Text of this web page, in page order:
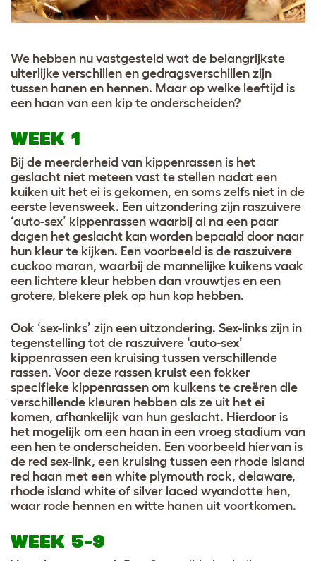
We hebben nu vastgesteld wat de belangrijkste
uiterlijke verschillen en gedragsverschillen zijn
tussen hanen en hennen. Maar op welke leeftijd is
een haan van een kip te onderscheiden?
WEEK 1
Bij de meerderheid van kippenrassen is het
geslacht niet meteen vast te stellen nadat een
kuiken uit het ei is gekomen, en soms zelfs niet in de
eerste levensweek. Een uitzondering zijn raszuivere
‘auto-sex’ kippenrassen waarbij al na een paar
dagen het geslacht kan worden bepaald door naar
hun kleur te kijken. Een voorbeeld is de raszuivere
cuckoo maran, waarbij de mannelijke kuikens vaak
een lichtere kleur hebben dan vrouwtjes en een
grotere, blekere plek op hun kop hebben.
Ook ‘sex-links’ zijn een uitzondering. Sex-links zijn in
tegenstelling tot de raszuivere ‘auto-sex’
kippenrassen een kruising tussen verschillende
rassen. Voor deze rassen kruist een fokker
specifieke kippenrassen om kuikens te creëren die
verschillende kleuren hebben als ze uit het ei
komen, afhankelijk van hun geslacht. Hierdoor is
het mogelijk om een ​​haan in een vroeg stadium van
een hen te onderscheiden. Een voorbeeld hiervan is
de red sex-link, een kruising tussen een rhode island
red haan met een white plymouth rock, delaware,
rhode island white of silver laced wyandotte hen,
waar rode hennen en witte hanen uit voortkomen.
WEEK 5-9